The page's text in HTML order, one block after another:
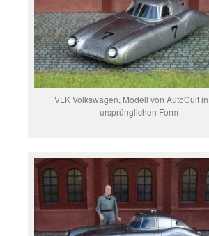
VLK Volkswagen, Modell von AutoCult
ursprünglichen Form